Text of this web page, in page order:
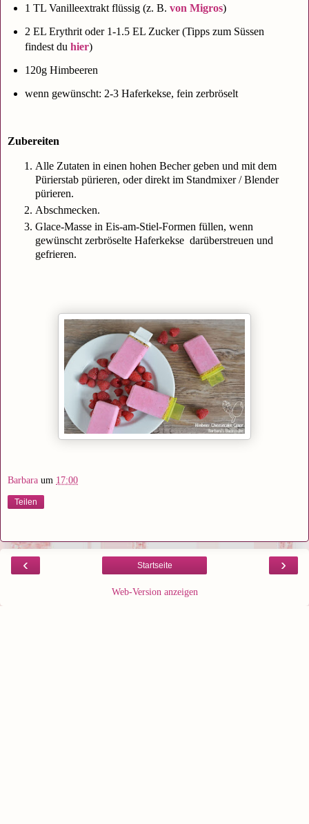
1 TL Vanilleextrakt flüssig (z. B. von Migros)
2 EL Erythrit oder 1-1.5 EL Zucker (Tipps zum Süssen
findest du hier)
120g Himbeeren
wenn gewünscht: 2-3 Haferkekse, fein zerbröselt
Zubereiten
Alle Zutaten in einen hohen Becher geben und mit dem
Pürierstab pürieren, oder direkt im Standmixer / Blender
pürieren.
Abschmecken.
Glace-Masse in Eis-am-Stiel-Formen füllen, wenn
gewünscht zerbröselte Haferkekse darüberstreuen und
gefrieren.
Barbara um 17:00
Teilen
‹ ›
Startseite
Web-Version anzeigen